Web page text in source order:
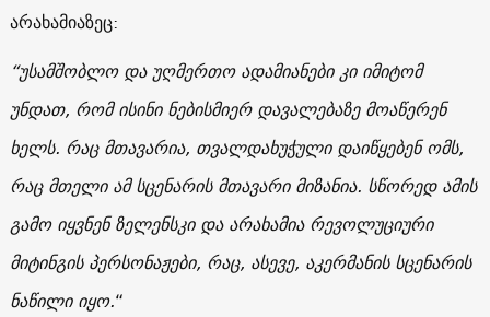
არახამიაზეც:
“უსამშობლო და უღმერთო ადამიანები კი იმიტომ
უნდათ, რომ ისინი ნებისმიერ დავალებაზე მოაწერენ
ხელს. რაც მთავარია, თვალდახუჭული დაიწყებენ ომს,
რაც მთელი ამ სცენარის მთავარი მიზანია. სწორედ ამის
გამო იყვნენ ზელენსკი და არახამია რევოლუციური
მიტინგის პერსონაჟები, რაც, ასევე, აკერმანის სცენარის
ნაწილი იყო.“